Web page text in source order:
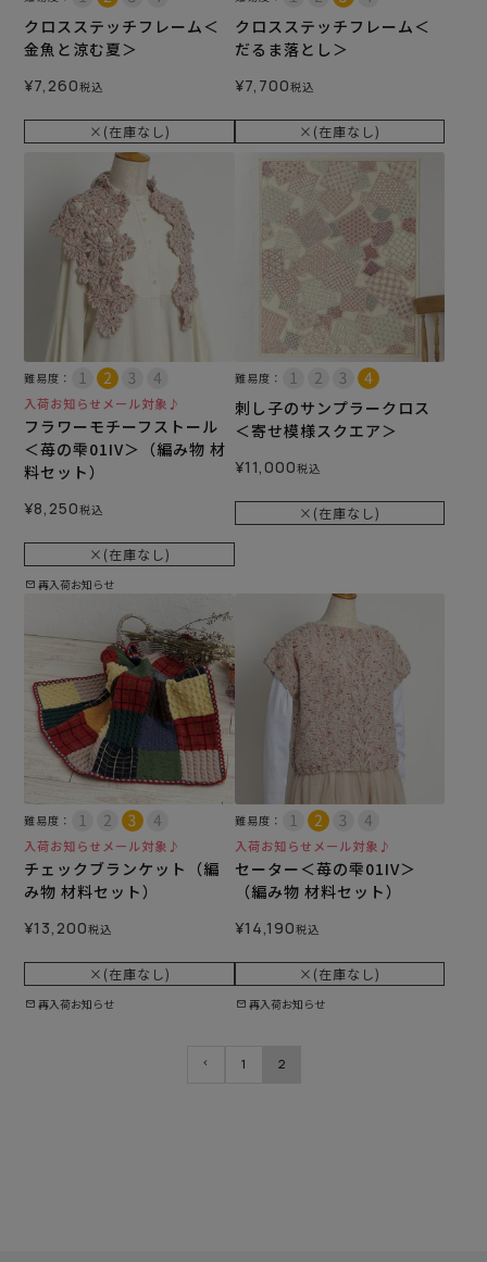
クロスステッチフレーム＜
金魚と涼む夏＞
¥7,260税込
×(在庫なし)
クロスステッチフレーム＜
だるま落とし＞
¥7,700税込
×(在庫なし)
難易度：
入荷お知らせメール対象♪
フラワーモチーフストール
＜苺の雫01IV＞（編み物 材
料セット）
¥8,250税込
×(在庫なし)
再入荷お知らせ
難易度：
刺し子のサンプラークロス
＜寄せ模様スクエア＞
¥11,000税込
×(在庫なし)
難易度：
入荷お知らせメール対象♪
チェックブランケット（編
み物 材料セット）
¥13,200税込
×(在庫なし)
再入荷お知らせ
難易度：
入荷お知らせメール対象♪
セーター＜苺の雫01IV＞
（編み物 材料セット）
¥14,190税込
×(在庫なし)
再入荷お知らせ
1 2